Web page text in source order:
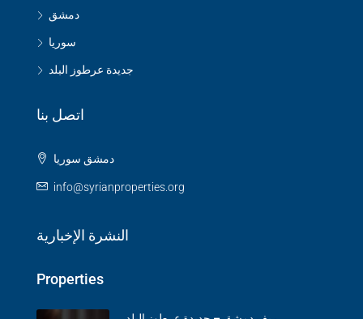
دمشق
سوريا
جديدة عرطوز البلد
اتصل بنا
دمشق سوريا
info@syrianproperties.org
النشرة الإخبارية
Properties